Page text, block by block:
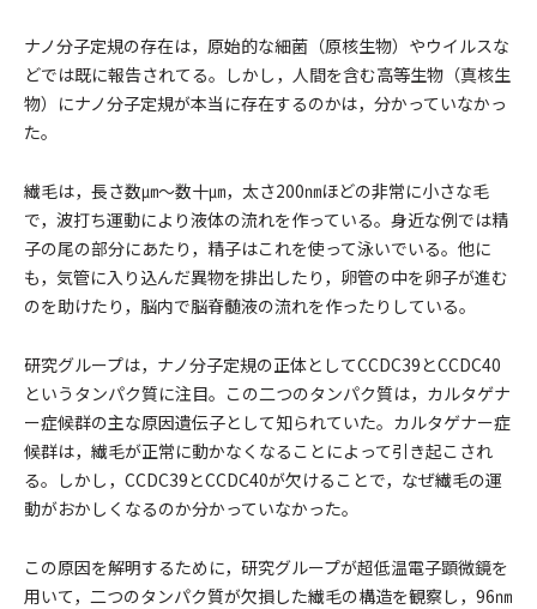
ナノ分子定規の存在は，原始的な細菌（原核生物）やウイルスな
どでは既に報告されてる。しかし，人間を含む高等生物（真核生
物）にナノ分子定規が本当に存在するのかは，分かっていなかっ
た。
繊毛は，長さ数㎛～数十㎛，太さ200㎚ほどの非常に小さな毛
で，波打ち運動により液体の流れを作っている。身近な例では精
子の尾の部分にあたり，精子はこれを使って泳いでいる。他に
も，気管に入り込んだ異物を排出したり，卵管の中を卵子が進む
のを助けたり，脳内で脳脊髄液の流れを作ったりしている。
研究グループは，ナノ分子定規の正体としてCCDC39とCCDC40
というタンパク質に注目。この二つのタンパク質は，カルタゲナ
ー症候群の主な原因遺伝子として知られていた。カルタゲナー症
候群は，繊毛が正常に動かなくなることによって引き起こされ
る。しかし，CCDC39とCCDC40が欠けることで，なぜ繊毛の運
動がおかしくなるのか分かっていなかった。
この原因を解明するために，研究グループが超低温電子顕微鏡を
用いて，二つのタンパク質が欠損した繊毛の構造を観察し，96㎚